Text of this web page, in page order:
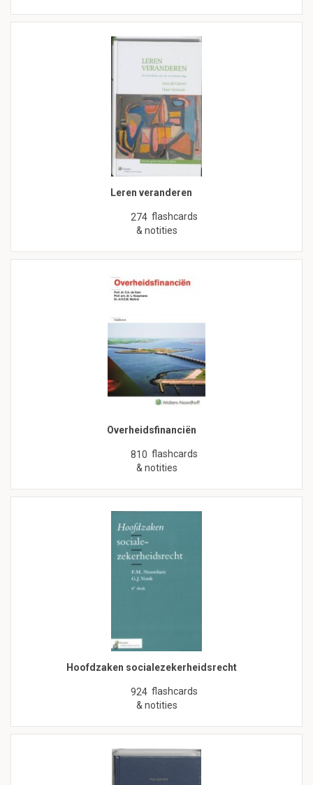
Leren veranderen
274 flashcards
& notities
Overheidsfinanciën
810 flashcards
& notities
Hoofdzaken socialezekerheidsrecht
924 flashcards
& notities